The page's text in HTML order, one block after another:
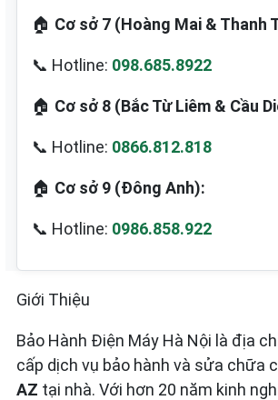
🏠 Cơ sở 7 (Hoàng Mai & Thanh
📞 Hotline: 098.685.8922
🏠 Cơ sở 8 (Bắc Từ Liêm & Cầu
📞 Hotline: 0866.812.818
🏠 Cơ sở 9 (Đông Anh):
📞 Hotline: 0986.858.922
Giới Thiệu
Bảo Hành Điện Máy Hà Nội là địa
cấp dịch vụ bảo hành và sửa chữa
AZ tại nhà. Với hơn 20 năm kinh